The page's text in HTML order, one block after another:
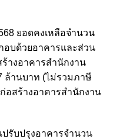
ยอดคงเหลือจำนวน
อบด้วยอาคารและส่วน
างอาคารสำนักงาน
ล้านบาท (ไม่รวมภาษี
อสร้างอาคารสำนักงาน
รับปรุงอาคารจำนวน